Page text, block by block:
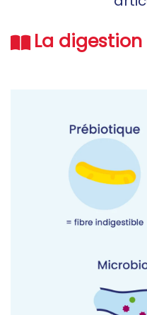
La digestion